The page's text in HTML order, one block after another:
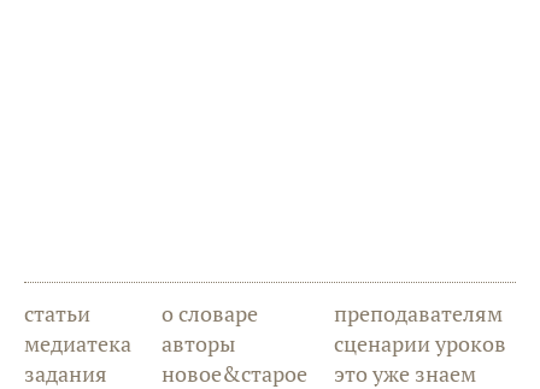
статьи
медиатека
задания
о словаре
авторы
новое&старое
преподавателям
сценарии уроков
это уже знаем